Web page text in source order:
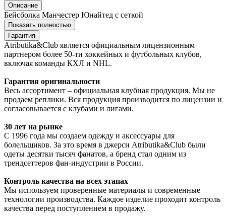
Описание
Бейсболка Манчестер Юнайтед с сеткой
Показать полностью
Гарантия
Atributika&Club является официальным лицензионным
партнером более 50-ти хоккейных и футбольных клубов,
включая команды КХЛ и NHL.
Гарантия оригинальности
Весь ассортимент – официальная клубная продукция. Мы не
продаем реплики. Вся продукция производится по лицензии и
согласовывается с клубами и лигами.
30 лет на рынке
С 1996 года мы создаем одежду и аксессуары для
болельщиков. За это время в джерси Atributika&Club были
одеты десятки тысяч фанатов, а бренд стал одним из
трендсеттеров фан-индустрии в России.
Контроль качества на всех этапах
Мы используем проверенные материалы и современные
технологии производства. Каждое изделие проходит контроль
качества перед поступлением в продажу.